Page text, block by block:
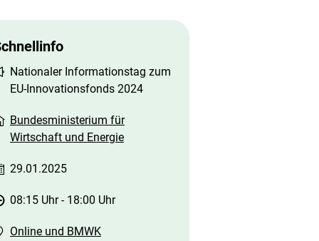
Nationaler Informationstag zum
EU-Innovationsfonds 2024
Bundesministerium für
Wirtschaft und Energie
29.01.2025
08:15 Uhr- 18:00 Uhr
Online und BMWK